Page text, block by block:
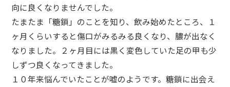
向に良くなりませんでした。
たまたま「糖鎖」のことを知り、飲み始めたところ、１
ヶ月くらいすると傷口がみるみる良くなり、膿が出なく
なりました。２ヶ月目には黒く変色していた足の甲も少
しずつ良くなってきました。
１０年来悩んでいたことが嘘のようです。糖鎖に出会え